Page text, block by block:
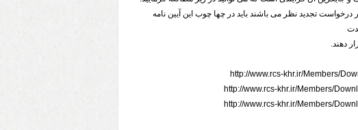
درخواست تجدید نظر می باشند باید در چها چوب این آیین نامه
دهند.
http://www.rcs-khr.ir/Members/
http://www.rcs-khr.ir/Members/
http://www.rcs-khr.ir/Members/